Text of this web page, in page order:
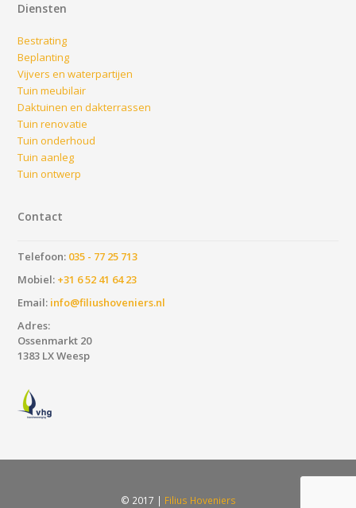
Diensten
Bestrating
Beplanting
Vijvers en waterpartijen
Tuin meubilair
Daktuinen en dakterrassen
Tuin renovatie
Tuin onderhoud
Tuin aanleg
Tuin ontwerp
Contact
Telefoon: 035 - 77 25 713
Mobiel: +31 6 52 41 64 23
Email: info@filiushoveniers.nl
Adres:
Ossenmarkt 20
1383 LX Weesp
© 2017 | Filius Hoveniers